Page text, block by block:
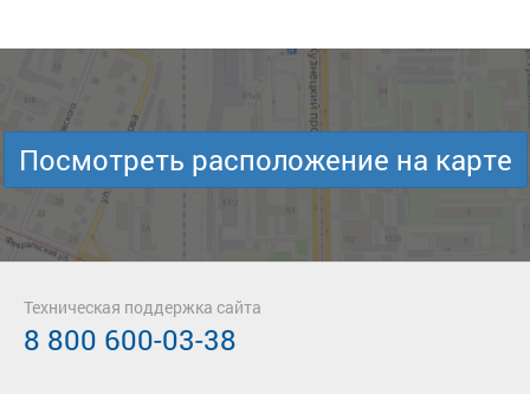
Посмотреть расположение на карте
Техническая поддержка сайта
8 800 600-03-38